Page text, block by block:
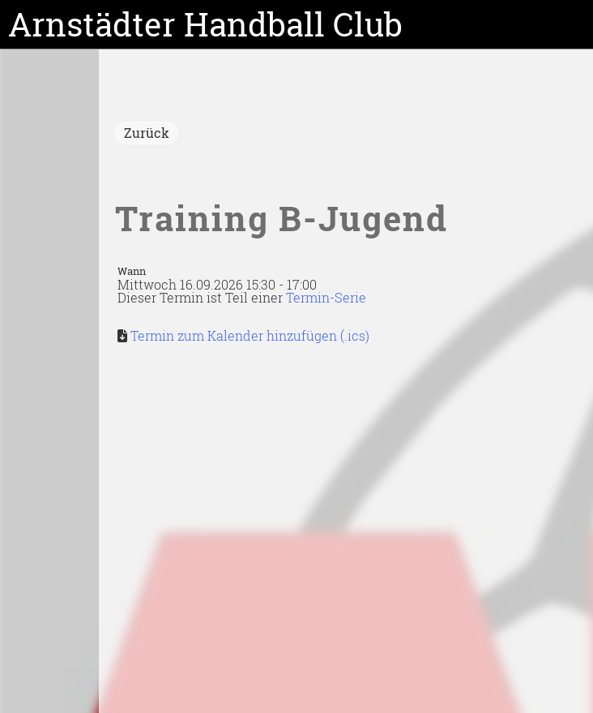
Arnstädter Handball Club
Zurück
Training B-Jugend
Wann
Mittwoch 16.09.2026 15:30 - 17:00
Dieser Termin ist Teil einerTermin-Serie
Termin zum Kalender hinzufügen (.ics)